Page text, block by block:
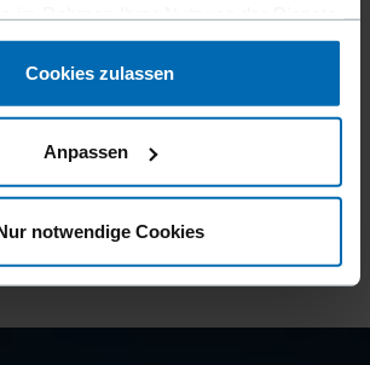
Cookies zulassen
Anpassen
notwendige Cookies
Datenschutzbestimmungen